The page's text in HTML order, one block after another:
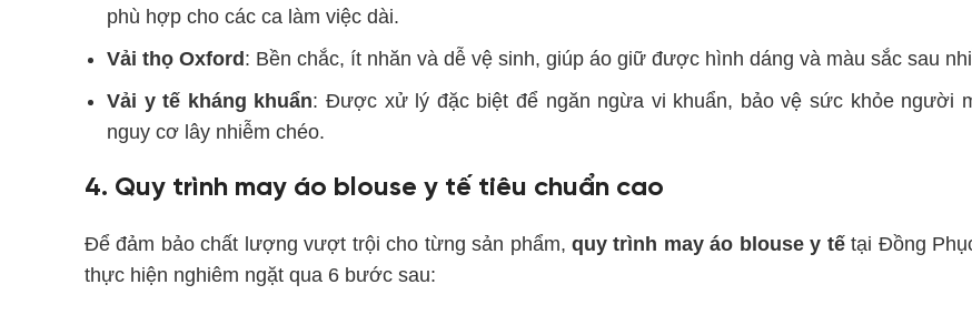
phù hợp cho các ca làm việc dài.
Vải thọ Oxford : Bền chắc, ít nhăn và dễ vệ sinh, giúp áo giữ được hình dáng và màu sắc sau
Vải y tế kháng khuẩn: Được xử lý đặc biệt để ngăn ngừa vi khuẩn, bảo vệ sức khỏe người
nguy cơ lây nhiễm chéo.
4. Quy trình may áo blouse y tế tiêu chuẩn cao
Để đảm bảo chất lượng vượt trội cho từng sản phẩm, quy trình may áo blouse y tếtại Đồng
thực hiện nghiêm ngặt qua 6 bước sau: